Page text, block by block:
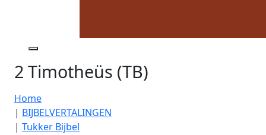
2 Timotheüs (TB)
Home
| BIJBELVERTALINGEN
| Tukker Bijbel